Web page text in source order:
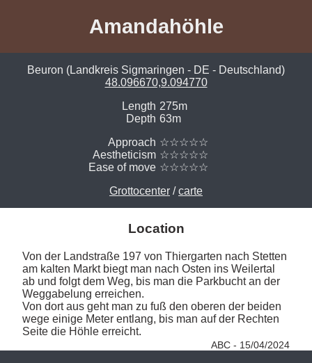
Amandahöhle
Beuron (Landkreis Sigmaringen - DE - Deutschland)
48.096670,9.094770
Length 275m
Depth 63m
Approach ☆☆☆☆☆
Aestheticism ☆☆☆☆☆
Ease of move ☆☆☆☆☆
Grottocenter /carte
Location
Von der Landstraße 197 von Thiergarten nach Stetten
am kalten Markt biegt man nach Osten ins Weilertal
ab und folgt dem Weg, bis man die Parkbucht an der
Weggabelung erreichen.
Von dort aus geht man zu fuß den oberen der beiden
wege einige Meter entlang, bis man auf der Rechten
Seite die Höhle erreicht.
ABC - 15/04/2024